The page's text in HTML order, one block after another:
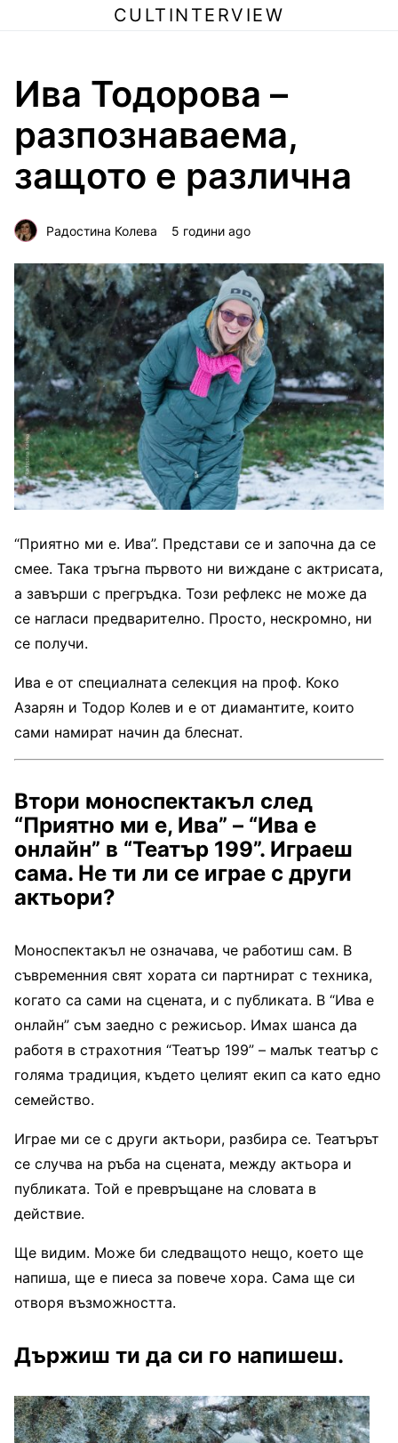
CULTINTERVIEW
Ива Тодорова –
разпознаваема,
защото е различна
Радостина Колева 5 години ago
“Приятно ми е. Ива”. Представи се и започна да се
смее. Така тръгна първото ни виждане с актрисата,
а завърши с прегръдка. Този рефлекс не може да
се нагласи предварително. Просто, нескромно, ни
се получи.
Ива е от специалната селекция на проф. Коко
Азарян и Тодор Колев и е от диамантите, които
сами намират начин да блеснат.
Втори моноспектакъл след
“Приятно ми е, Ива” – “Ива е
онлайн” в “Театър 199”. Играеш
сама. Не ти ли се играе с други
актьори?
Моноспектакъл не означава, че работиш сам. В
съвременния свят хората си партнират с техника,
когато са сами на сцената, и с публиката. В “Ива е
онлайн” съм заедно с режисьор. Имах шанса да
работя в страхотния “Театър 199” – малък театър с
голяма традиция, където целият екип са като едно
семейство.
Играе ми се с други актьори, разбира се. Театърът
се случва на ръба на сцената, между актьора и
публиката. Той е превръщане на словата в
действие.
Ще видим. Може би следващото нещо, което ще
напиша, ще е пиеса за повече хора. Сама ще си
отворя възможността.
Държиш ти да си го напишеш.